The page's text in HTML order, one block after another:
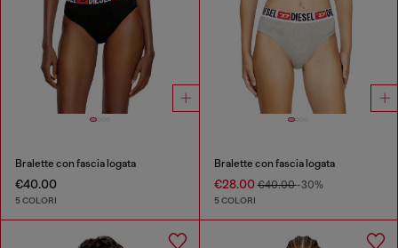
Bralette con fascia logata
€40.00
5 COLORI
Bralette con fascia logata
€28.00€40.00-30%
5 COLORI